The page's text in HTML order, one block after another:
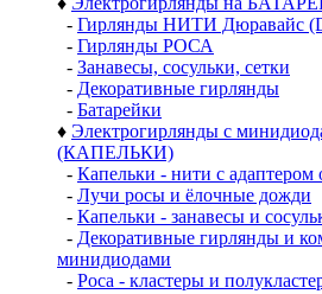
- Гирлянды НИТИ Дюравайс
- Гирлянды РОСА
- Занавесы, сосульки, сетки
- Декоративные гирлянды
- Батарейки
♦ Электрогирлянды с
(КАПЕЛЬКИ)
- Капельки - нити с адаптером
- Лучи росы и ёлочные дожди
- Капельки - занавесы и
- Декоративные гирлянды и
минидиодами
- Роса - кластеры и